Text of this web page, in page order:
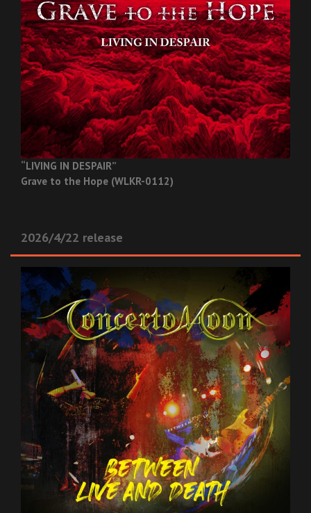
“LIVING IN DESPAIR”
Grave to the Hope (WLKR-0112)
2026/4/22 release